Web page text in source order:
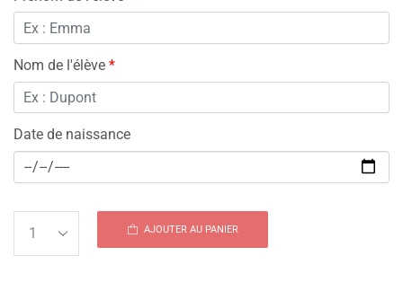
Nom de l'élève *
Date de naissance
AJOUTER AU PANIER